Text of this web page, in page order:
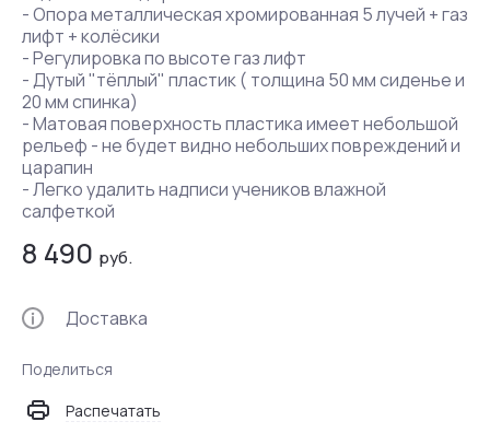
- Опора металлическая хромированная 5 лучей + газ
лифт + колёсики
- Регулировка по высоте газ лифт
- Дутый "тёплый" пластик ( толщина 50 мм сиденье и
20 мм спинка)
- Матовая поверхность пластика имеет небольшой
рельеф - не будет видно небольших повреждений и
царапин
- Легко удалить надписи учеников влажной
салфеткой
8 490 руб.
Доставка
Поделиться
Распечатать